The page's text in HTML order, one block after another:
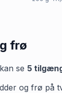
frø
se 5
og frø